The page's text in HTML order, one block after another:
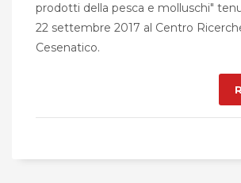
prodotti della pesca e molluschi"
22 settembre 2017 al Centro
Cesenatico.